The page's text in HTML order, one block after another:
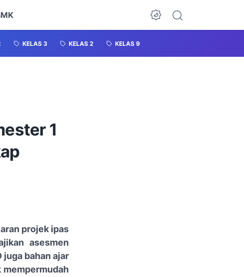
KELAS 3 KELAS 2 KELAS 9
1
projek ipas
asesmen
bahan ajar